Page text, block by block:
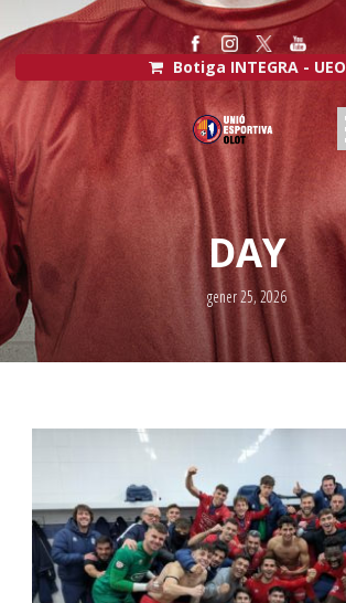
Botiga INTEGRA - UEO
DAY
gener 25, 2026